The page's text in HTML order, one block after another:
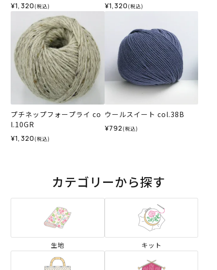
¥1,320 (税込) ¥1,320 (税込)
プチネップフォープライ co
l.10GR
¥1,320 (税込)
ウールスイート col.38B
¥792 (税込)
カテゴリーから探す
生地 キット